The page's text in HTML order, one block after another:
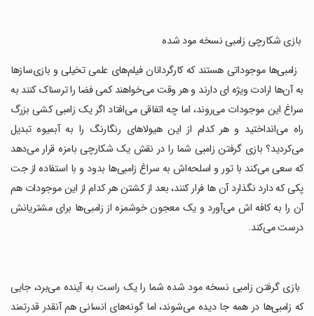
‏ بازی شکارچی زامبی نسخه مود شده
‏ ‏ زامبی‌ها موجوداتی هستند که کارگردانان فیلم‌های علمی تخیلی و بازی‌سازها
به آن‌ها ارادت ویژه ای دارند و هر وقت می‌خواهند کمی فضا را ترسناک کنند به
سراغ این موجودات می‌روند، اما چه اتفاقی می‌افتاد اگر یک زامبی کشی بزرگ
راه می‌انداختید و هر کدام از این هیولاهای رنگارنگ را به آبمیوه تبدیل
می‌کردید؟ بازی گرفتن زامبی شما را در نقش یک شکارچی بامزه قرار می‌دهد
که سعی می‌کند با تور و اسلحه‌اش به سراغ زامبی‌ها بدود و با استفاده از جت
پکی که دارد نگذارد آن ها فرار کنند، بعد از کشتن هر کدام از این موجودات هم
آن را به کافه اش می‌آورد و یک معجون خوشمزه از زامبی‌ها برای مشتریانش
درست می‌کند.
‏ بازی گرفتن زامبی نسخه مود شده شما را یک راست به آینده می‌برد، جایی
که زامبی‌ها در همه جا دیده می‌شوند، اما گونه‌های انسانی هم آنقدر قدرتمند